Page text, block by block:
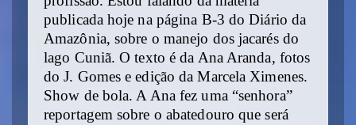
publicada hoje na página B-3 do Diário da
Amazônia, sobre o manejo dos jacarés do
lago Cuniã. O texto é da Ana Aranda, fotos
do J. Gomes e edição da Marcela Ximenes.
Show de bola. A Ana fez uma “senhora”
reportagem sobre o abatedouro que será